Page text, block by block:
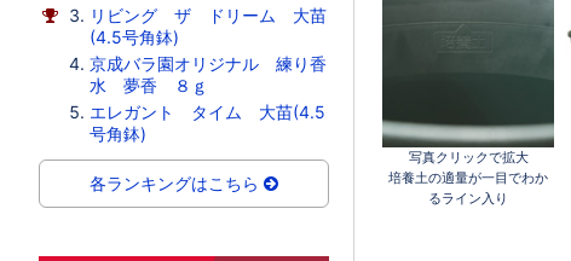
写真クリックで拡大
培養土の適量が一目でわか
るライン入り
リビング ザ ドリーム 大苗
(4.5号角鉢)
京成バラ園オリジナル 練り香
水 夢香 ８ｇ
エレガント タイム 大苗(4.5
号角鉢)
各ランキングはこちら